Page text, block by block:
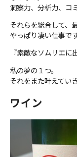
洞察力、分析力、コ
それらを総合して、
やっぱり凄い仕事です
『素敵なソムリエに
私の夢の１つ。
それをまた叶えてい
ワイン